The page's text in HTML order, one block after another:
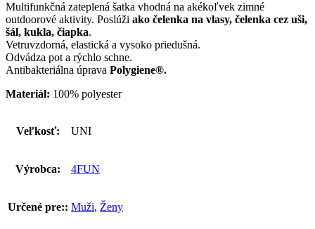
Multifunkčná zateplená šatka vhodná na akékoľvek zimné
outdoorové aktivity. Poslúži ako čelenka na vlasy, čelenka cez uši,
šál, kukla, čiapka.
Vetruvzdorná, elastická a vysoko priedušná.
Odvádza pot a rýchlo schne.
Antibakteriálna úprava Polygiene®.
Materiál: 100% polyester
Veľkosť: UNI
Výrobca: 4FUN
Určené pre:: Muži, Ženy